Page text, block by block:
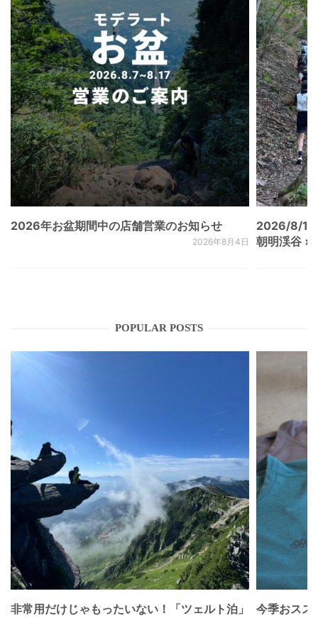
2026年お盆期間中の店舗営業のお知らせ
2026年8月4日
2026/8/
朝明渓谷 ×
POPULAR POSTS
非常用だけじゃもったいない！「ツェルト泊」
今季おスス